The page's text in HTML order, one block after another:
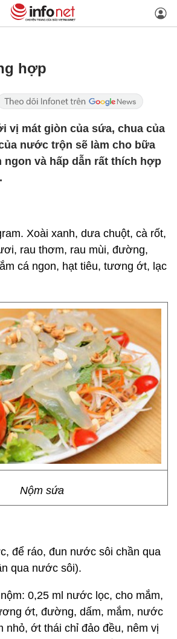
hợp
vị mát giòn của sứa, chua của
nước trộn sẽ làm cho bữa
ngon và hấp dẫn rất thích hợp
Xoài xanh, dưa chuột, cà rốt,
rau thơm, rau mùi, đường,
cá ngon, hạt tiêu, tương ớt, lạc
Nộm sứa
để ráo, đun nước sôi chần qua
qua nước sôi).
0,25 ml nước lọc, cho mắm,
ớt, đường, dấm, mắm, nước
nhỏ, ớt thái chỉ đảo đều, nêm vị